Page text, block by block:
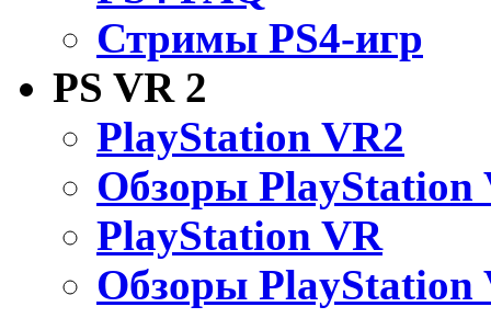
Стримы PS4-игр
PS VR 2
PlayStation VR2
Обзоры PlayStation
PlayStation VR
Обзоры PlayStation